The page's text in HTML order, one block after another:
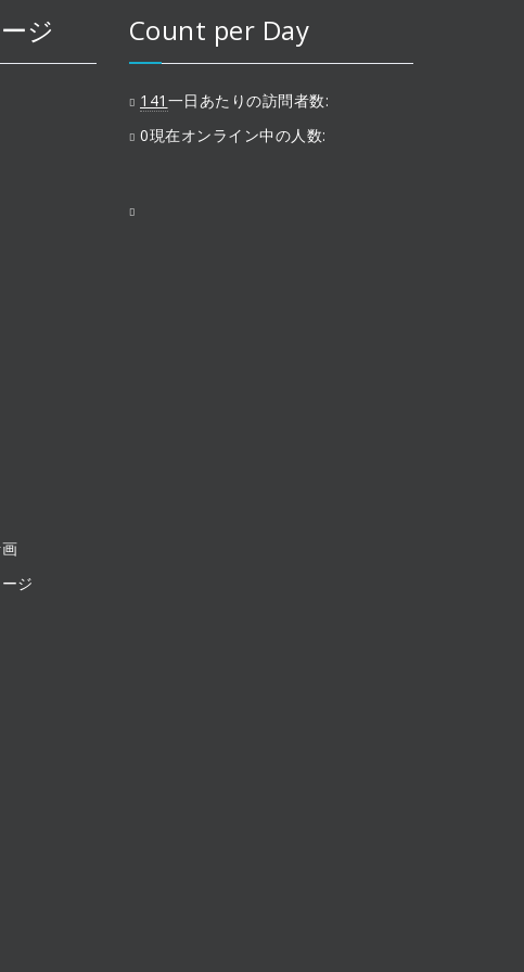
ジ Count per Day
141 一日あたりの訪問者数:
0現在オンライン中の人数:
ジ